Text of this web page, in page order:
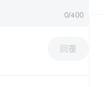
0/400
回覆